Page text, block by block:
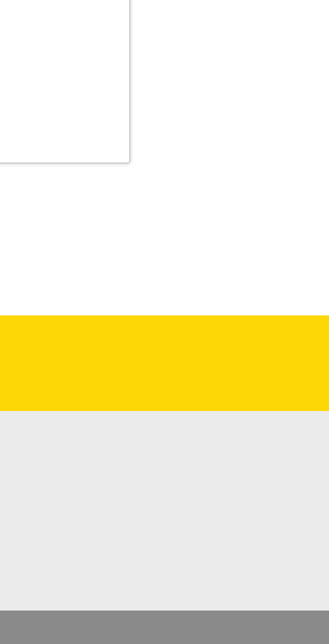
αυτό κοντό
ανανεώστε την
λαιμόκοψη &
βαμβάκι & 5%
Electronic
μηδενικά έξοδα